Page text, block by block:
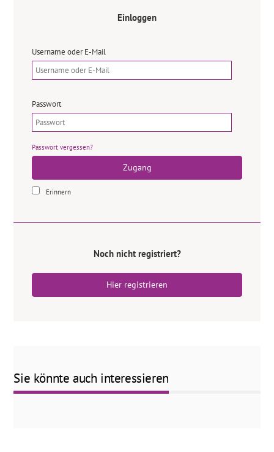
Einloggen
Username oder E-Mail
Passwort
Passwort vergessen?
Zugang
Erinnern
Noch nicht registriert?
Hier registrieren
Sie könnte auch interessieren